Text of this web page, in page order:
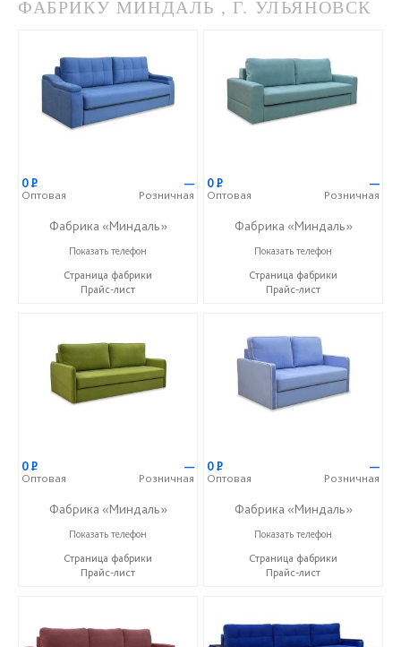
ФАБРИКУ МИНДАЛЬ , Г. УЛЬЯНОВСК
0Р
Оптовая
—
Розничная
Фабрика «Миндаль»
+7 (927) 630-62-82
Показать телефон
Страница фабрики
Прайс-лист
0Р
Оптовая
—
Розничная
Фабрика «Миндаль»
+7 (927) 630-62-82
Показать телефон
Страница фабрики
Прайс-лист
0Р
Оптовая
—
Розничная
Фабрика «Миндаль»
+7 (927) 630-62-82
Показать телефон
Страница фабрики
Прайс-лист
0Р
Оптовая
—
Розничная
Фабрика «Миндаль»
+7 (927) 630-62-82
Показать телефон
Страница фабрики
Прайс-лист